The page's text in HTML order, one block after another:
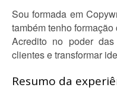
Sou formada em
também tenho
Acredito no poder
clientes e transformar
Resumo da